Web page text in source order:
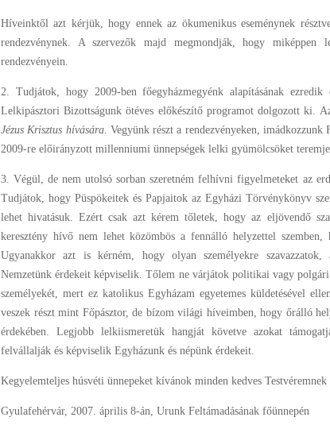
Híveinktől azt kérjük, hogy ennek az ökumenikus eseménynek
rendezvénynek. A szervezők majd megmondják, hogy
rendezvényein.
2. Tudjátok, hogy 2009-ben főegyházmegyénk alapításának
Lelkipásztori Bizottságunk ötéves előkészítő programot dolgozott ki.
Jézus Krisztus hívására. Vegyünk részt a rendezvényeken, imádkozzunk
2009-re előirányzott millenniumi ünnepségek lelki gyümölcsöket
3. Végül, de nem utolsó sorban szeretném felhívni figyelmeteket az
Tudjátok, hogy Püspökeitek és Papjaitok az Egyházi Törvénykönyv
lehet hivatásuk. Ezért csak azt kérem tőletek, hogy az eljövendő
keresztény hívő nem lehet közömbös a fennálló helyzettel
Ugyanakkor azt is kérném, hogy olyan személyekre
Nemzetünk érdekeit képviselik. Tőlem ne várjátok politikai vagy polgári
személyekét, mert ez katolikus Egyházam egyetemes küldetésével
veszek részt mint Főpásztor, de bízom világi híveimben, hogy őrálló
érdekében. Legjobb lelkiismeretük hangját követve azokat
felvállalják és képviselik Egyházunk és népünk érdekeit.
Kegyelemteljes húsvéti ünnepeket kívánok minden kedves
Gyulafehérvár, 2007. április 8-án, Urunk Feltámadásának főünnepén